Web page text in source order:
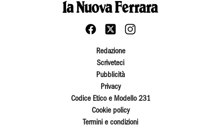
Redazione
Scriveteci
Pubblicità
Privacy
Codice Etico e Modello 231
Cookie policy
Termini e condizioni